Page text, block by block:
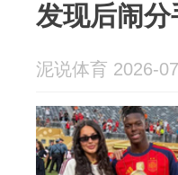
发现后闹分
泥说体育 2026-